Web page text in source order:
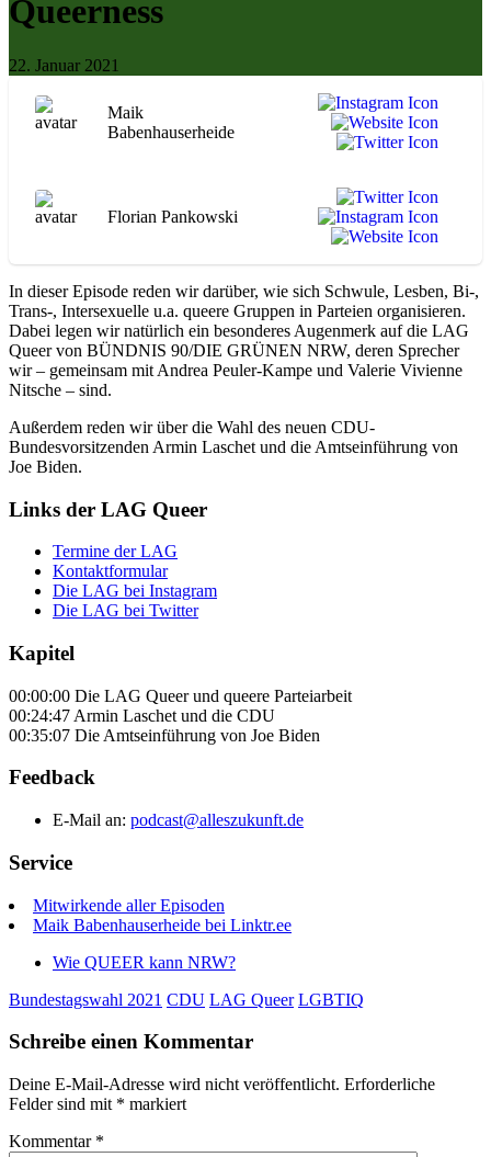
Queerness
22. Januar 2021
Maik
Babenhauserheide
Florian Pankowski
In dieser Episode reden wir darüber, wie sich Schwule, Lesben, Bi-,
Trans-, Intersexuelle u.a. queere Gruppen in Parteien organisieren.
Dabei legen wir natürlich ein besonderes Augenmerk auf die LAG
Queer von BÜNDNIS 90/DIE GRÜNEN NRW, deren Sprecher
wir – gemeinsam mit Andrea Peuler-Kampe und Valerie Vivienne
Nitsche – sind.
Außerdem reden wir über die Wahl des neuen CDU-
Bundesvorsitzenden Armin Laschet und die Amtseinführung von
Joe Biden.
Links der LAG Queer
Termine der LAG
Kontaktformular
Die LAG bei Instagram
Die LAG bei Twitter
Kapitel
00:00:00 Die LAG Queer und queere Parteiarbeit
00:24:47 Armin Laschet und die CDU
00:35:07 Die Amtseinführung von Joe Biden
Feedback
E-Mail an: podcast@alleszukunft.de
Service
Mitwirkende aller Episoden
Maik Babenhauserheide bei Linktr.ee
Wie QUEER kann NRW?
Bundestagswahl 2021 CDU LAG Queer LGBTIQ
Schreibe einen Kommentar
Deine E-Mail-Adresse wird nicht veröffentlicht. Erforderliche
Felder sind mit * markiert
Kommentar *